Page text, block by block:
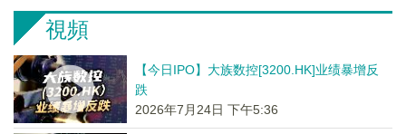
視頻
【今日IPO】大族数控[3200.HK]业绩暴增反
跌
2026年7月24日 下午5:36